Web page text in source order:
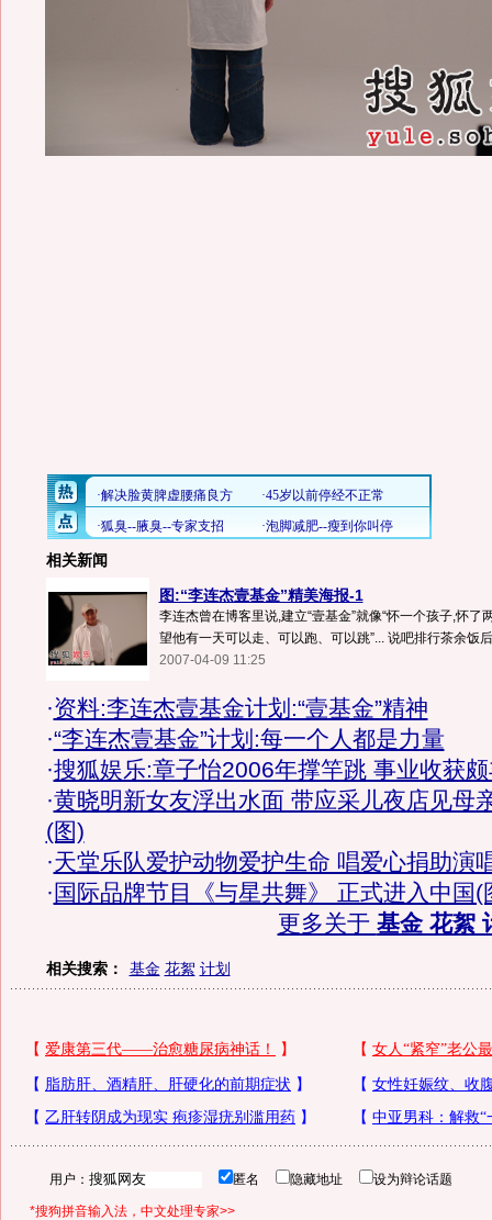
相关新闻
图:“李连杰壹基金”精美海报-1
李连杰曾在博客里说,建立“壹基金”就像“怀一个孩子,怀了
望他有一天可以走、可以跑、可以跳”... 说吧排行茶余饭
2007-04-09 11:25
·资料:李连杰壹基金计划:“壹基金”精神
·“李连杰壹基金”计划:每一个人都是力量
·搜狐娱乐:章子怡2006年撑竿跳 事业收获
·黄晓明新女友浮出水面 带应采儿夜店见母
(图)
·天堂乐队爱护动物爱护生命 唱爱心捐助演
· 国际品牌节目《与星共舞》 正式进入中国(
更多关于 基金 花絮
相关搜索： 基金 花絮 计划
用户： 匿名 隐藏地址 设为辩论话题
*搜狗拼音输入法，中文处理专家>>